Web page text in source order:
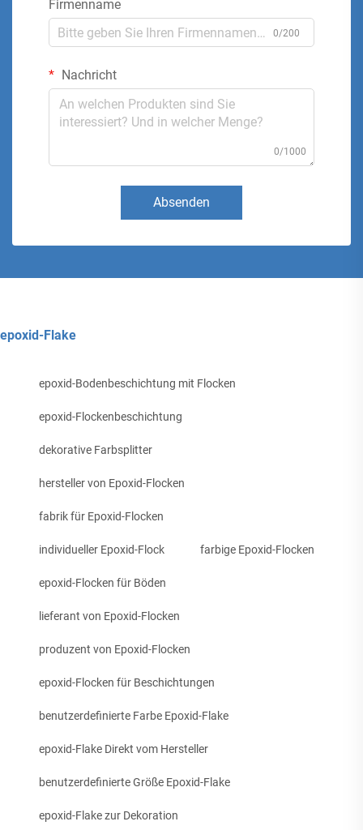
Firmenname
0/200
Nachricht
0/1000
Absenden
epoxid-Flake
epoxid-Bodenbeschichtung mit Flocken
epoxid-Flockenbeschichtung
dekorative Farbsplitter
hersteller von Epoxid-Flocken
fabrik für Epoxid-Flocken
individueller Epoxid-Flock farbige Epoxid-Flocken
epoxid-Flocken für Böden
lieferant von Epoxid-Flocken
produzent von Epoxid-Flocken
epoxid-Flocken für Beschichtungen
benutzerdefinierte Farbe Epoxid-Flake
epoxid-Flake Direkt vom Hersteller
benutzerdefinierte Größe Epoxid-Flake
epoxid-Flake zur Dekoration